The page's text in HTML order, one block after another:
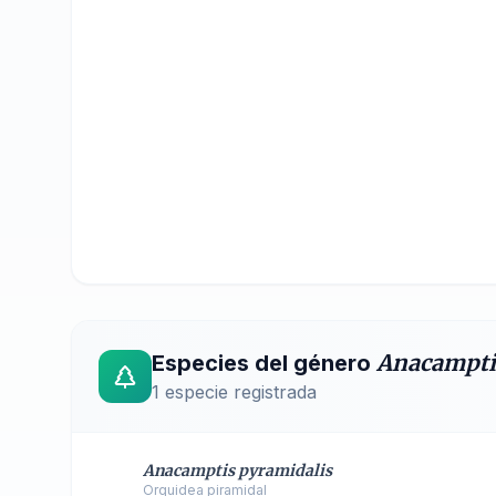
Especies del género
1 especie registrada
Anacamptis pyramidalis
Orquidea piramidal